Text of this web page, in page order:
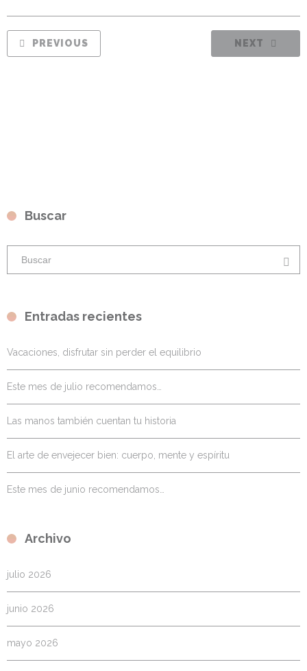
NEXT
PREVIOUS
Buscar
Entradas recientes
Vacaciones, disfrutar sin perder el equilibrio
Este mes de julio recomendamos…
Las manos también cuentan tu historia
El arte de envejecer bien: cuerpo, mente y espíritu
Este mes de junio recomendamos…
Archivo
julio 2026
junio 2026
mayo 2026